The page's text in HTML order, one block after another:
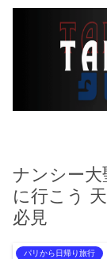
ナンシー大
に行こう
必見
パリから日帰り旅行